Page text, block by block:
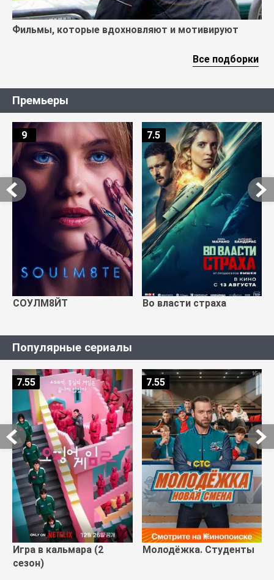
Фильмы, которые вдохновляют и мотивируют
Все подборки
Премьеры
СОУЛМ8ЙТ
9
Во власти страха
7.5
Популярные сериалы
Игра в кальмара (2
сезон)
7.55
Молодёжка. Студенты
7.55